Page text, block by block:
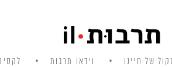
של חיינו וידאו תרבות